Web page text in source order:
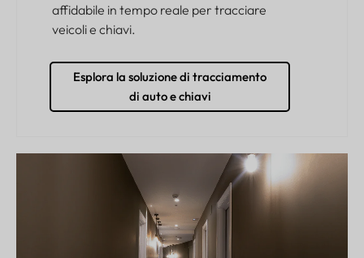
affidabile in tempo reale per tracciare
veicoli e chiavi.
Esplora la soluzione di tracciamento
di auto e chiavi